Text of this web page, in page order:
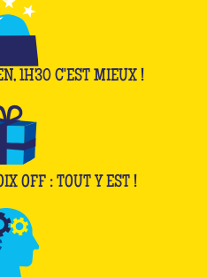
1H30 C'EST MIEUX !
OFF : TOUT Y EST !